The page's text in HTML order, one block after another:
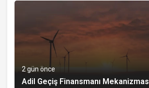
2 gün önce
Adil Geçiş Finansmanı